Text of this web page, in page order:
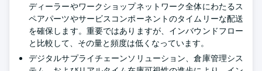
ディーラーやワークショップネットワーク全体にわたるス
ペアパーツやサービスコンポーネントのタイムリーな配送
を確保します。重要ではありますが、インバウンドフロー
と比較して、その量と頻度は低くなっています。
デジタルサプライチェーンソリューション、倉庫管理シス